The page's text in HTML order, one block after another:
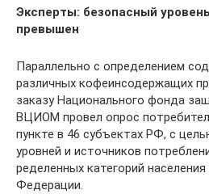
Эксперты: безопасный
превышен
Параллельно с определением
различных кофеинсодержащих
заказу Национального фонда
ВЦИОМ провел опрос
пункте в 46 субъектах РФ, с
уровней и источников
ределенных категорий
Федерации.